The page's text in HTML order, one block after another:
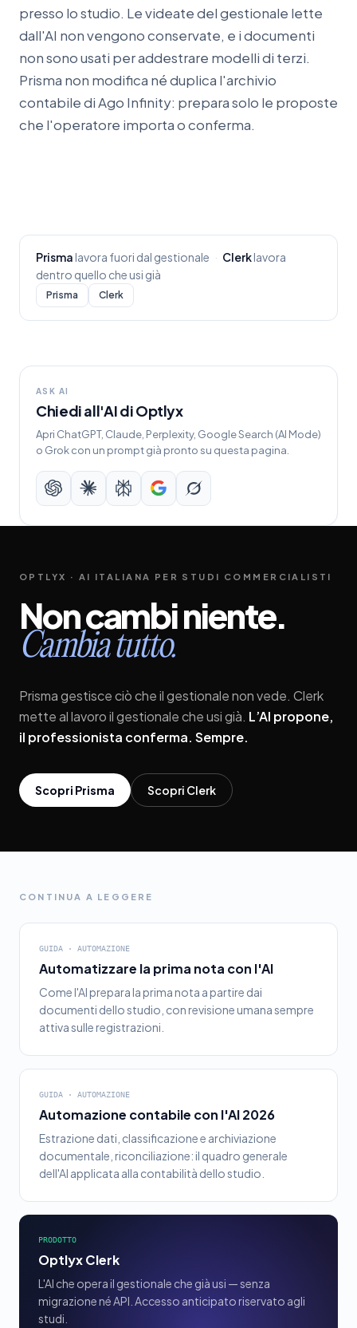
presso lo studio. Le videate del gestionale lette
dall'AI non vengono conservate, e i documenti
non sono usati per addestrare modelli di terzi.
Prisma non modifica né duplica l'archivio
contabile di Ago Infinity: prepara solo le proposte
che l'operatore importa o conferma.
Prismalavora fuori dal gestionale · Clerklavora
dentro quello che usi già
Prisma Clerk
ASK AI
Chiedi all'AI di Optlyx
Apri ChatGPT, Claude, Perplexity, Google Search (AI Mode)
o Grok con un prompt già pronto su questa pagina.
OPTLYX · AI ITALIANA PER STUDI COMMERCIALISTI
Noncambiniente.
Cambia tutto.
Prisma gestisce ciò che il gestionale non vede. Clerk
mette al lavoro il gestionale che usi già. L’AI propone,
il professionista conferma. Sempre.
Scopri Prisma Scopri Clerk
CONTINUA A LEGGERE
GUIDA · AUTOMAZIONE
Automatizzare la prima nota con l'AI
Come l'AI prepara la prima nota a partire dai
documenti dello studio, con revisione umana sempre
attiva sulle registrazioni.
GUIDA · AUTOMAZIONE
Automazione contabile con l'AI 2026
Estrazione dati, classificazione e archiviazione
documentale, riconciliazione: il quadro generale
dell'AI applicata alla contabilità dello studio.
PRODOTTO
Optlyx Clerk
L'AI che opera il gestionale che già usi — senza
migrazione né API. Accesso anticipato riservato agli
studi.